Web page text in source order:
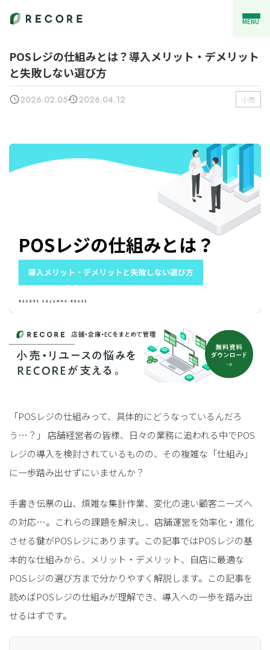
MENU
POSレジの仕組みとは？導入メリット・デメリット
と失敗しない選び方
2026.02.05 2026.04.12 小売
「POSレジの仕組みって、具体的にどうなっているんだろ
う…？」 店舗経営者の皆様、日々の業務に追われる中でPOS
レジの導入を検討されているものの、その複雑な「仕組み」
に一歩踏み出せずにいませんか？
手書き伝票の山、煩雑な集計作業、変化の速い顧客ニーズへ
の対応…。これらの課題を解決し、店舗運営を効率化・進化
させる鍵がPOSレジにあります。この記事ではPOSレジの基
本的な仕組みから、メリット・デメリット、自店に最適な
POSレジの選び方まで分かりやすく解説します。この記事を
読めばPOSレジの仕組みが理解でき、導入への一歩を踏み出
せるはずです。